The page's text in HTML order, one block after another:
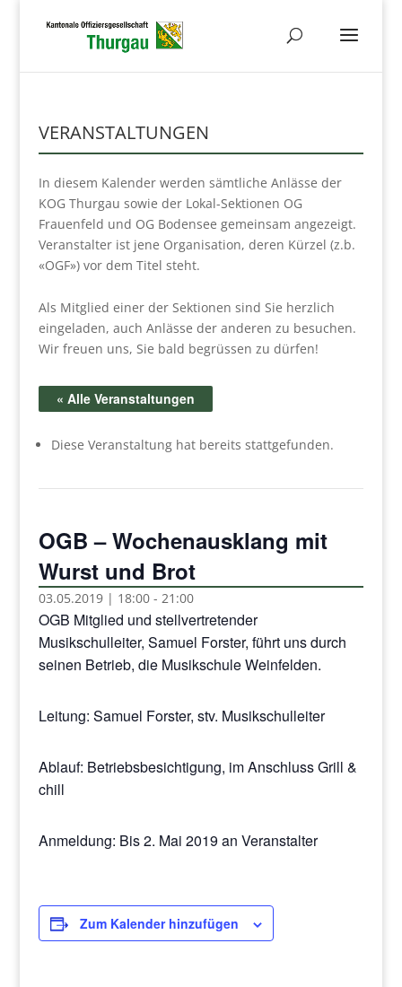
VERANSTALTUNGEN
In diesem Kalender werden sämtliche Anlässe der
KOG Thurgau sowie der Lokal-Sektionen OG
Frauenfeld und OG Bodensee gemeinsam angezeigt.
Veranstalter ist jene Organisation, deren Kürzel (z.b.
«OGF») vor dem Titel steht.
Als Mitglied einer der Sektionen sind Sie herzlich
eingeladen, auch Anlässe der anderen zu besuchen.
Wir freuen uns, Sie bald begrüssen zu dürfen!
« Alle Veranstaltungen
Diese Veranstaltung hat bereits stattgefunden.
OGB – Wochenausklang mit
Wurst und Brot
03.05.2019 | 18:00- 21:00
OGB Mitglied und stellvertretender
Musikschulleiter, Samuel Forster, führt uns durch
seinen Betrieb, die Musikschule Weinfelden.
Leitung: Samuel Forster, stv. Musikschulleiter
Ablauf: Betriebsbesichtigung, im Anschluss Grill &
chill
Anmeldung: Bis 2. Mai 2019 an Veranstalter
Zum Kalender hinzufügen